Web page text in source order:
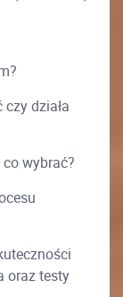
działa
wybrać?
oraz testy